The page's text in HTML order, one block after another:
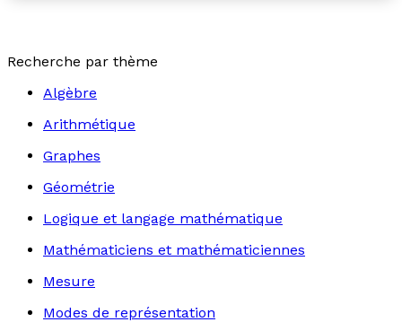
Recherche par thème
Algèbre
Arithmétique
Graphes
Géométrie
Logique et langage mathématique
Mathématiciens et mathématiciennes
Mesure
Modes de représentation